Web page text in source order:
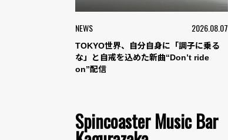
NEWS 2026.08.07
TOKYO世界、自分自身に「調子に乗る
な」と自戒を込めた新曲“Don’t ride
on”配信
Spincoaster Music Bar